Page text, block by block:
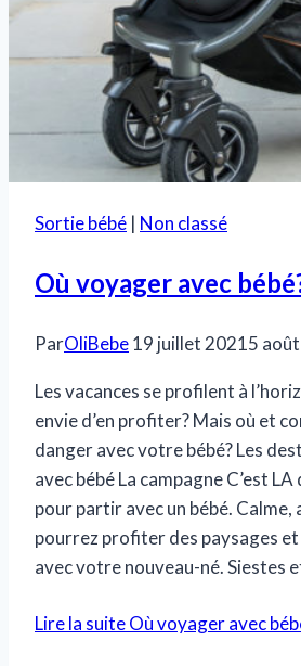
Sortie bébé | Non classé
Où voyager avec
ParOliBebe19 juillet 20215
Les vacances se profilent à
envie d’en profiter? Mais où et
danger avec votre bébé? Les
avec bébé La campagne C’est
pour partir avec un bébé. Calme,
pourrez profiter des paysages
avec votre nouveau-né. Siestes
Lire la suiteOù voyager avec